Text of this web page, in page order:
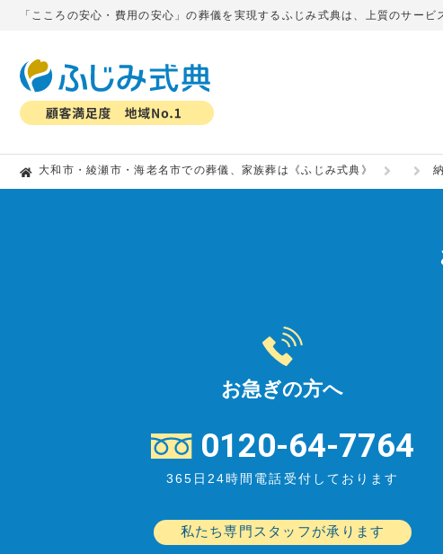
「こころの安心・費用の安心」の葬儀を実現するふじみ式典は、上質のサー
大和市・綾瀬市・海老名市での葬儀、家族葬は《ふじみ式典》
お急ぎの方へ
0120-64-7764
365日24時間電話受付しております
私たち専門スタッフが承ります